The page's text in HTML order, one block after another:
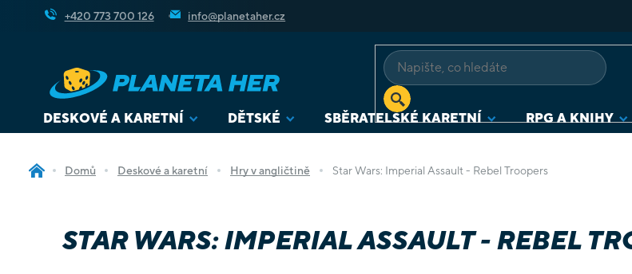
+420 773 700 126 info@planetaher.cz
DESKOVÉ A KARETNÍ DĚTSKÉ SBĚRATELSKÉ KARETNÍ RPG A KNIHY
Domů Deskové a karetní Hry v angličtině Star Wars: Imperial Assault - Rebel Troopers
STAR WARS: IMPERIAL ASSAULT - REBEL